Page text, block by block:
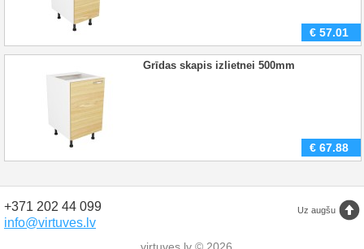
€ 57.01
Grīdas skapis izlietnei 500mm
€ 67.88
Uz augšu
+371 202 44 099
info@virtuves.lv